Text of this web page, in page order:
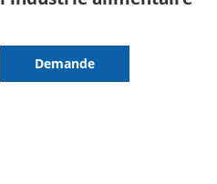
Demande